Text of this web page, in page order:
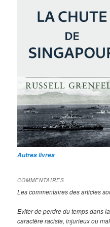
Autres livres
COMMENTAIRES
Les commentaires des articles
Eviter de perdre du temps dans
caractère raciste, injurieux ou